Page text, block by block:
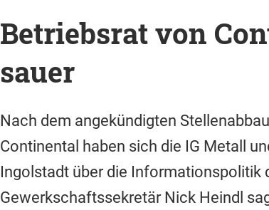
Betriebsrat von
sauer
Nach dem angekündigten
Continental haben sich die IG Metall
Ingolstadt über die Informationspolitik
Gewerkschaftssekretär Nick Heindl